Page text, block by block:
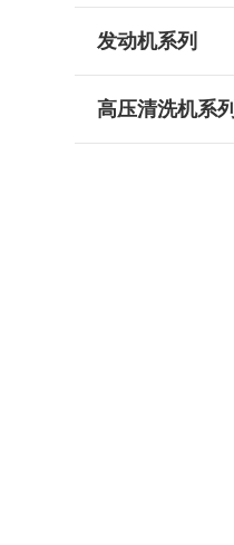
发动机系列
高压清洗机系列